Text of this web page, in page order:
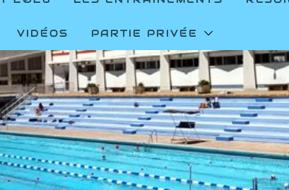
VIDÉOS PARTIE PRIVÉE